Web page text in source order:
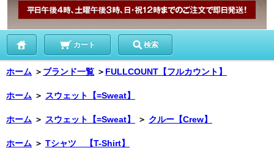
カート 検索
ホーム ＞ ブランド一覧 ＞ FULLCOUNT【フルカウント】
ホーム ＞ スウェット【=Sweat】
ホーム ＞ スウェット【=Sweat】 ＞ クルー【Crew】
ホーム ＞ Tシャツ 【T-Shirt】